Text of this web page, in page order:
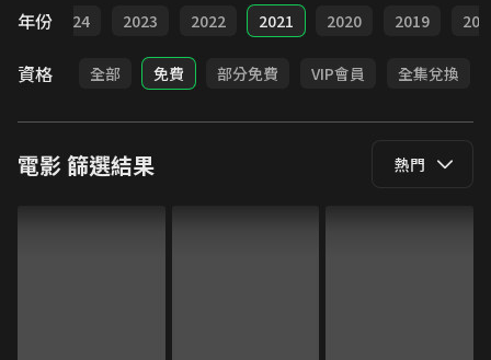
年份 2024 2023 2022 2021 2020 2019
資格 全部 免費 部分免費 VIP會員 全集兌換
電影篩選結果 熱門